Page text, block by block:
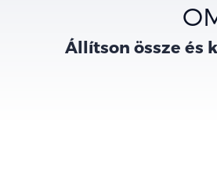
Állítson össze és